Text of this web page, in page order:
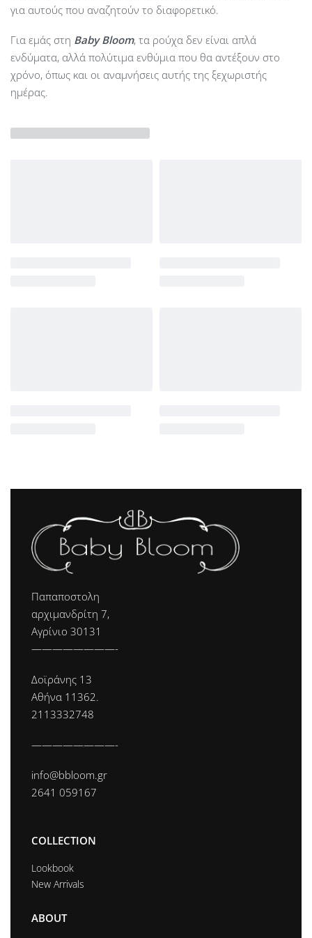
για αυτούς που αναζητούν το διαφορετικό.
Για εμάς στη Baby Bloom, τα ρούχα δεν είναι απλά
ενδύματα, αλλά πολύτιμα ενθύμια που θα αντέξουν στο
χρόνο, όπως και οι αναμνήσεις αυτής της ξεχωριστής
ημέρας.
Παπαποστολη
αρχιμανδρίτη 7,
Αγρίνιο 30131
————————-
Δοϊράνης 13
Αθήνα 11362.
2113332748
————————-
info@bbloom.gr
2641 059167
COLLECTION
Lookbook
New Arrivals
ABOUT